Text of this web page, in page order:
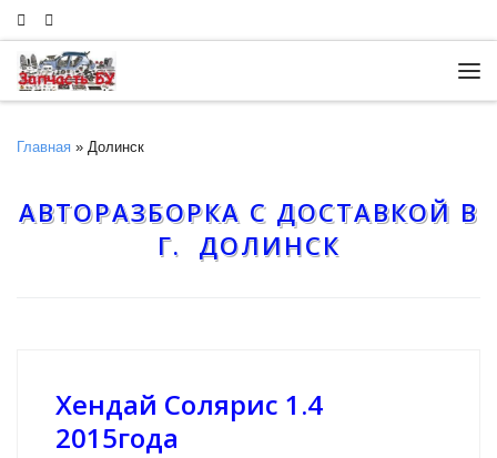
Skip to content
Главная » Долинск
АВТОРАЗБОРКА С ДОСТАВКОЙ В
Г. ДОЛИНСК
Хендай Солярис 1.4
2015года